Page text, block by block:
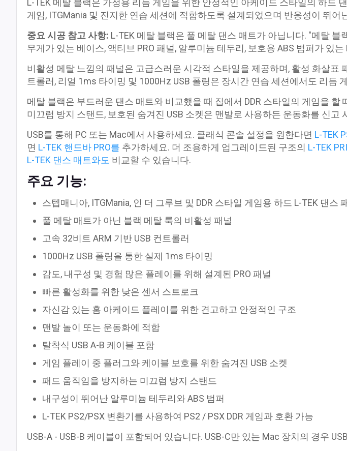
L-TEK 메탈 블랙은 가정용 리듬 게임을 위한 안정적인 아케이드 스타일의 하드
게임, ITGMania 및 진지한 연습 세션에 적합하도록 설계되었으며 반응성이 뛰
중요 시공 참고 사항: L-TEK 메탈 블랙은 풀 메탈 댄스 매트가 아닙니다. "메탈
무게가 있는 베이스, 액티브 PRO 패널, 알루미늄 테두리, 보호용 ABS 범퍼가 있
비활성 메탈 느낌의 패널은 고급스러운 시각적 스타일을 제공하며, 활성 화살
트롤러, 리얼 1ms 타이밍 및 1000Hz USB 폴링은 장시간 연습 세션에서도 리듬
메탈 블랙은 부드러운 댄스 매트와 비교했을 때 집에서 DDR 스타일의 게임을
미끄럼 방지 스탠드, 보호된 숨겨진 USB 소켓은 맨발로 사용하든 운동화를 신
USB를 통해 PC 또는 Mac에서 사용하세요. 클래식 콘솔 설정을 원한다면 L-TEK
면 L-TEK 핸드바 PRO를 추가하세요. 더 조용하게 업그레이드된 구조의 L-TEK
L-TEK 댄스 매트와도 비교할 수 있습니다.
주요 기능:
스텝매니아, ITGMania, 인 더 그루브 및 DDR 스타일 게임용 하드 L-TEK 댄스
풀 메탈 매트가 아닌 블랙 메탈 룩의 비활성 패널
고속 32비트 ARM 기반 USB 컨트롤러
1000Hz USB 폴링을 통한 실제 1ms 타이밍
감도, 내구성 및 경험 많은 플레이를 위해 설계된 PRO 패널
빠른 활성화를 위한 낮은 센서 스트로크
자신감 있는 홈 아케이드 플레이를 위한 견고하고 안정적인 구조
맨발 놀이 또는 운동화에 적합
탈착식 USB A-B 케이블 포함
게임 플레이 중 플러그와 케이블 보호를 위한 숨겨진 USB 소켓
패드 움직임을 방지하는 미끄럼 방지 스탠드
내구성이 뛰어난 알루미늄 테두리와 ABS 범퍼
L-TEK PS2/PSX 변환기를 사용하여 PS2 / PSX DDR 게임과 호환 가능
USB-A - USB-B 케이블이 포함되어 있습니다. USB-C만 있는 Mac 장치의 경우